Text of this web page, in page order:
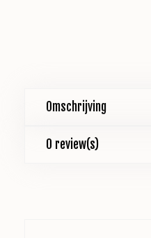
Omschrijving
0 review(s)